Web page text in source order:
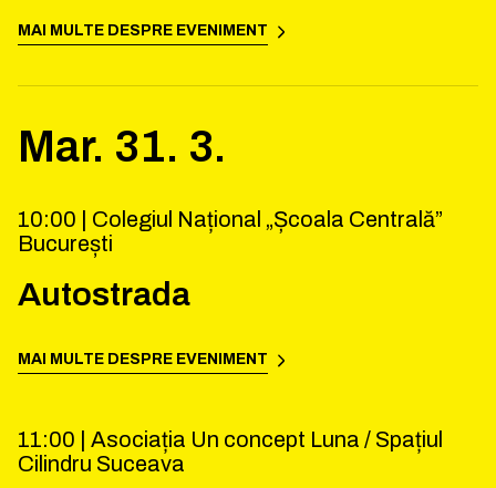
MAI MULTE DESPRE EVENIMENT
Mar. 31. 3.
10:00 | Colegiul Național „Școala Centrală”
București
Autostrada
MAI MULTE DESPRE EVENIMENT
11:00 | Asociația Un concept Luna / Spațiul
Cilindru Suceava